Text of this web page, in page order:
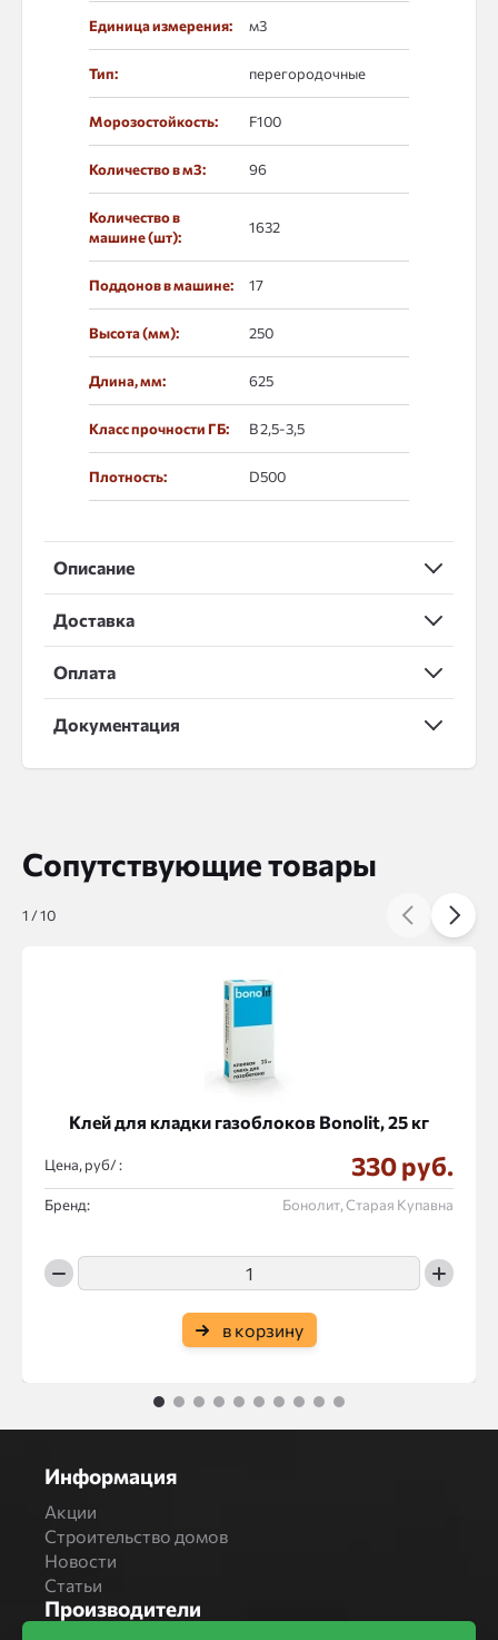
Единица измерения: м3
Тип: перегородочные
Морозостойкость: F100
Количество в м3: 96
Количество в
машине (шт):
1632
Поддонов в машине: 17
Высота (мм): 250
Длина, мм: 625
Класс прочности ГБ: В 2,5-3,5
Плотность: D500
Описание
Доставка
Оплата
Документация
Сопутствующие товары
Клей для кладки газоблоков Bonolit, 25 кг
Цена, руб/ : 330 руб.
Бренд: Бонолит, Старая Купавна
в корзину
1 /10
1 2 3 4 5 6 7 8 9 10
Информация
Акции
Строительство домов
Новости
Статьи
Производители